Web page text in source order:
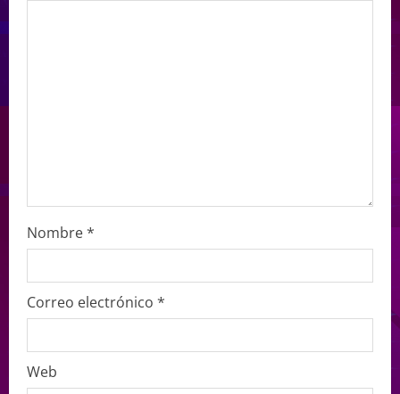
Nombre*
Correo electrónico *
Web